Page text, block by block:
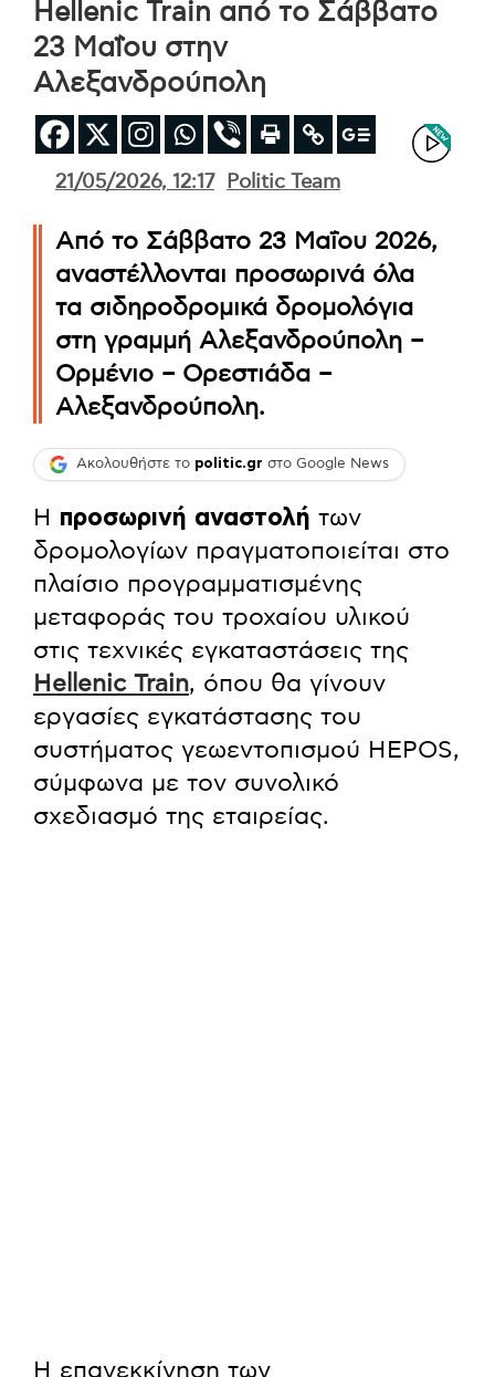
Hellenic Train από το Σάββατο
23 Μαΐου στην
Αλεξανδρούπολη
21/05/2026, 12:17 Politic Team
Από το Σάββατο 23 Μαΐου 2026,
αναστέλλονται προσωρινά όλα
τα σιδηροδρομικά δρομολόγια
στη γραμμή Αλεξανδρούπολη –
Ορμένιο – Ορεστιάδα –
Αλεξανδρούπολη.
Ακολουθήστε το politic.gr στο Google News
Η προσωρινή αναστολή των
δρομολογίων πραγματοποιείται στο
πλαίσιο προγραμματισμένης
μεταφοράς του τροχαίου υλικού
στις τεχνικές εγκαταστάσεις της
Hellenic Train, όπου θα γίνουν
εργασίες εγκατάστασης του
συστήματος γεωεντοπισμού HEPOS,
σύμφωνα με τον συνολικό
σχεδιασμό της εταιρείας.
Η επανεκκίνηση των